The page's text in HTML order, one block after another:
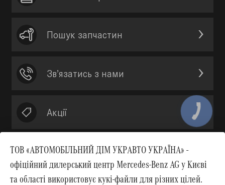
ТОВ «АВТОМОБІЛЬНИЙ ДІМ УКРАВТО УКРАЇНА» -
офіційний дилерський центр Mercedes-Benz AG у Києві
та області використовує кукі-файли для різних цілей.
Пошук запчастин
Зв’язатись з нами
Акції
Вгору